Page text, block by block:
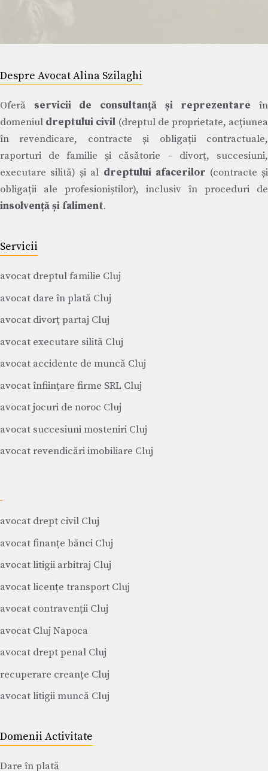
Despre Avocat Alina Szilaghi
Oferă servicii de consultanță și reprezentare în
domeniul dreptului civil (dreptul de proprietate, acțiunea
în revendicare, contracte și obligații contractuale,
raporturi de familie și căsătorie – divorț, succesiuni,
executare silită) și al dreptului afacerilor (contracte și
obligații ale profesioniștilor), inclusiv în proceduri de
insolvență și faliment.
Servicii
avocat dreptul familie Cluj
avocat dare în plată Cluj
avocat divorț partaj Cluj
avocat executare silită Cluj
avocat accidente de muncă Cluj
avocat înființare firme SRL Cluj
avocat jocuri de noroc Cluj
avocat succesiuni mosteniri Cluj
avocat revendicări imobiliare Cluj
avocat drept civil Cluj
avocat finanțe bănci Cluj
avocat litigii arbitraj Cluj
avocat licențe transport Cluj
avocat contravenții Cluj
avocat Cluj Napoca
avocat drept penal Cluj
recuperare creanțe Cluj
avocat litigii muncă Cluj
Domenii Activitate
Dare în plată